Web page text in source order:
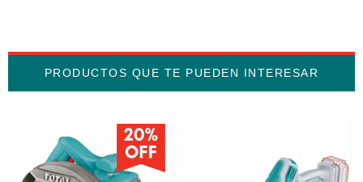
PRODUCTOS QUE TE PUEDEN INTERESAR